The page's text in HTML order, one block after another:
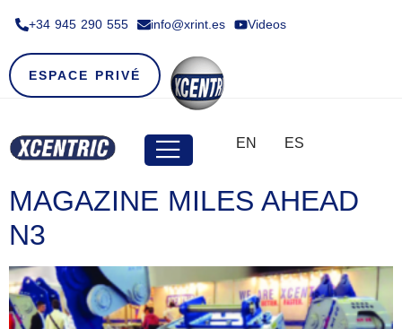
+34 945 290 555​ info@xrint.es Videos
ESPACE PRIVÉ
EN ES
MAGAZINE MILES AHEAD
N3